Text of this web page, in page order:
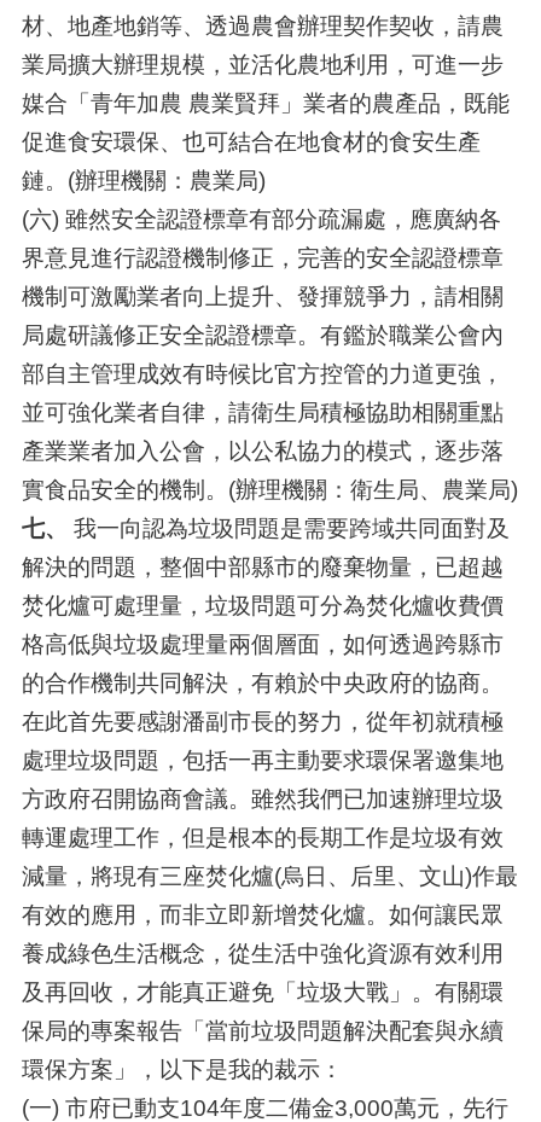
材、地產地銷等、透過農會辦理契作契收，請農
業局擴大辦理規模，並活化農地利用，可進一步
媒合「青年加農 農業賢拜」業者的農產品，既能
促進食安環保、也可結合在地食材的食安生產
鏈。(辦理機關：農業局)
(六) 雖然安全認證標章有部分疏漏處，應廣納各
界意見進行認證機制修正，完善的安全認證標章
機制可激勵業者向上提升、發揮競爭力，請相關
局處研議修正安全認證標章。有鑑於職業公會內
部自主管理成效有時候比官方控管的力道更強，
並可強化業者自律，請衛生局積極協助相關重點
產業業者加入公會，以公私協力的模式，逐步落
實食品安全的機制。(辦理機關：衛生局、農業局)
七、
我一向認為垃圾問題是需要跨域共同面對及
解決的問題，整個中部縣市的廢棄物量，已超越
焚化爐可處理量，垃圾問題可分為焚化爐收費價
格高低與垃圾處理量兩個層面，如何透過跨縣市
的合作機制共同解決，有賴於中央政府的協商。
在此首先要感謝潘副市長的努力，從年初就積極
處理垃圾問題，包括一再主動要求環保署邀集地
方政府召開協商會議。雖然我們已加速辦理垃圾
轉運處理工作，但是根本的長期工作是垃圾有效
減量，將現有三座焚化爐(烏日、后里、文山)作最
有效的應用，而非立即新增焚化爐。如何讓民眾
養成綠色生活概念，從生活中強化資源有效利用
及再回收，才能真正避免「垃圾大戰」。有關環
保局的專案報告「當前垃圾問題解決配套與永續
環保方案」，以下是我的裁示：
(一) 市府已動支104年度二備金3,000萬元，先行